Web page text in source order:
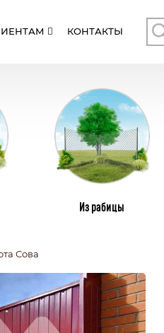
СТОЛБЫ
КОНТАКТЫ
Из рабицы
Сова